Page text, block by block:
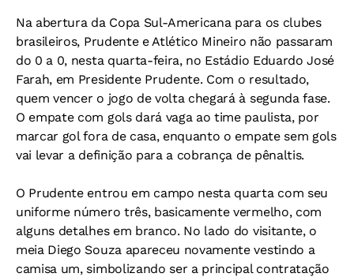
Na abertura da Copa Sul-Americana para os clubes
brasileiros, Prudente e Atlético Mineiro não passaram
do 0 a 0, nesta quarta-feira, no Estádio Eduardo José
Farah, em Presidente Prudente. Com o resultado,
quem vencer o jogo de volta chegará à segunda fase.
O empate com gols dará vaga ao time paulista, por
marcar gol fora de casa, enquanto o empate sem gols
vai levar a definição para a cobrança de pênaltis.
O Prudente entrou em campo nesta quarta com seu
uniforme número três, basicamente vermelho, com
alguns detalhes em branco. No lado do visitante, o
meia Diego Souza apareceu novamente vestindo a
camisa um, simbolizando ser a principal contratação